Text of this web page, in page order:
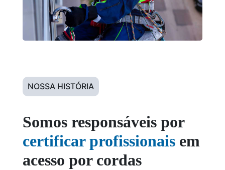
NOSSA HISTÓRIA
Somos responsáveis por
certificar profissionais em
acesso por cordas